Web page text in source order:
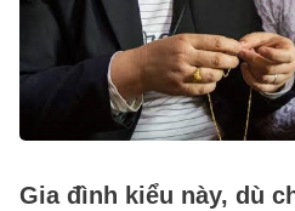
Gia đình kiểu này, dù